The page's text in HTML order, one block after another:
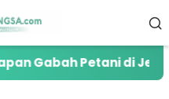
di Jember